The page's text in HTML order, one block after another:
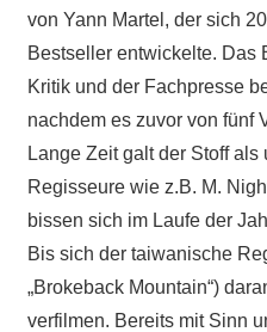
von Yann Martel, der sich
Bestseller entwickelte. Das
Kritik und der Fachpresse
nachdem es zuvor von fünf
Lange Zeit galt der Stoff als
Regisseure wie z.B. M.
bissen sich im Laufe der
Bis sich der taiwanische
„Brokeback Mountain“)
verfilmen. Bereits mit Sinn